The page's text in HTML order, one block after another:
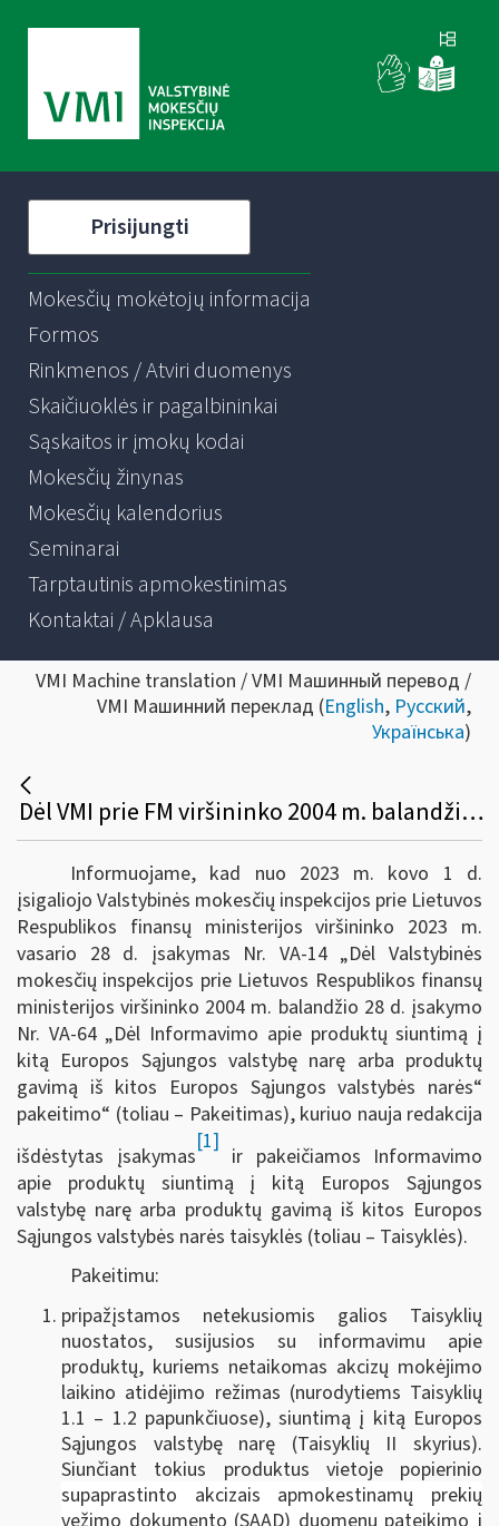
Prisijungti
Mokesčių mokėtojų informacija
Formos
Rinkmenos / Atviri duomenys
Skaičiuoklės ir pagalbininkai
Sąskaitos ir įmokų kodai
Mokesčių žinynas
Mokesčių kalendorius
Seminarai
Tarptautinis apmokestinimas
Kontaktai / Apklausa
VMI Machine translation / VMI Машинный перевод /
VMI Машинний переклад (English, Русский,
Українська)
Dėl VMI prie FM viršininko 2004 m. balandžio 28 d. įsakymo VA-64 pakeitimo
Informuojame, kad nuo 2023 m. kovo 1 d.
įsigaliojo Valstybinės mokesčių inspekcijos prie Lietuvos
Respublikos finansų ministerijos viršininko 2023 m.
vasario 28 d. įsakymas Nr. VA-14 „Dėl Valstybinės
mokesčių inspekcijos prie Lietuvos Respublikos finansų
ministerijos viršininko 2004 m. balandžio 28 d. įsakymo
Nr. VA-64 „Dėl Informavimo apie produktų siuntimą į
kitą Europos Sąjungos valstybę narę arba produktų
gavimą iš kitos Europos Sąjungos valstybės narės“
pakeitimo“ (toliau – Pakeitimas), kuriuo nauja redakcija
išdėstytas įsakymas
[1]
ir pakeičiamos Informavimo
apie produktų siuntimą į kitą Europos Sąjungos
valstybę narę arba produktų gavimą iš kitos Europos
Sąjungos valstybės narės taisyklės (toliau – Taisyklės).
Pakeitimu:
pripažįstamos netekusiomis galios Taisyklių
nuostatos, susijusios su informavimu apie
produktų, kuriems netaikomas akcizų mokėjimo
laikino atidėjimo režimas (nurodytiems Taisyklių
1.1 – 1.2 papunkčiuose), siuntimą į kitą Europos
Sąjungos valstybę narę (Taisyklių II skyrius).
Siunčiant tokius produktus vietoje popierinio
supaprastinto akcizais apmokestinamų prekių
vežimo dokumento (SAAD) duomenų pateikimo į